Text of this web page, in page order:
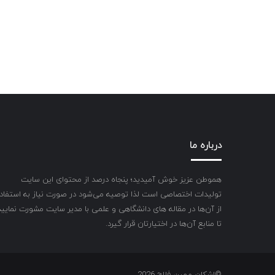
درباره ما
هموطن عزیز خوش آمیدید؛ پنجاه درصد از محتوای این سایت
تولیدات اختصاصی است لذا توصیه می‌شود در صورت نیاز به
از آن‌ها در مقاله های دانشگاهی و علمی با مدیر سایت مشورت
تا منابع آن‌ها در اختیارتان قرار گیرد.